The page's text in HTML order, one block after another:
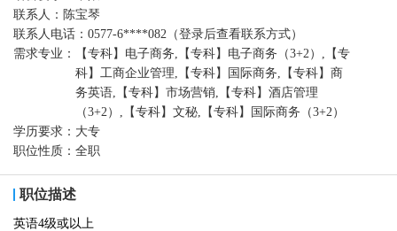
联系人： 陈宝琴
联系人电话： 0577-6****082（登录后查看联系方式）
需求专业：
【专科】电子商务,【专科】电子商务（3+2）,【专
科】工商企业管理,【专科】国际商务,【专科】商
务英语,【专科】市场营销,【专科】酒店管理
（3+2）,【专科】文秘,【专科】国际商务（3+2）
学历要求： 大专
职位性质： 全职
职位描述
英语4级或以上